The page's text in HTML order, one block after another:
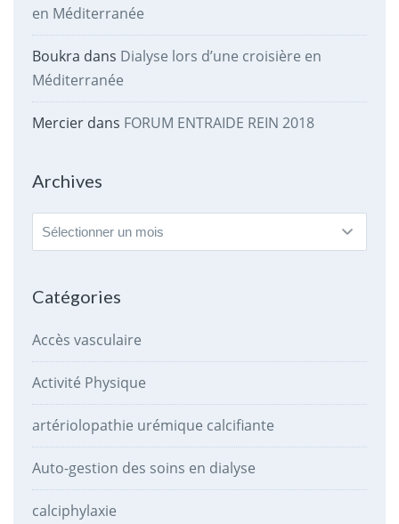
en Méditerranée
Boukra dans Dialyse lors d’une croisière en
Méditerranée
Mercierdans FORUM ENTRAIDE REIN 2018
Archives
Archives
Catégories
Accès vasculaire
Activité Physique
artériolopathie urémique calcifiante
Auto-gestion des soins en dialyse
calciphylaxie